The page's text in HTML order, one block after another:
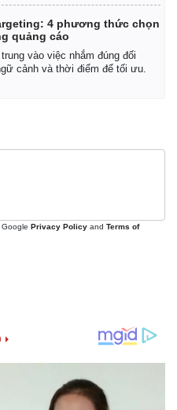
Giá vàng
Tiêu dùng
Tỷ giá
4 phương thức chọn
quảng cáo
vào việc nhắm đúng đối
cảnh và thời điểm để tối ưu.
Privacy Policy and Terms of